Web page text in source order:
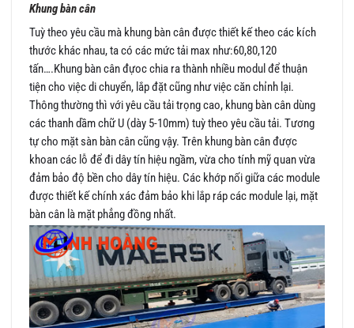
Khung bàn cân
Tuỳ theo yêu cầu mà khung bàn cân được thiết kế theo các kích
thước khác nhau, ta có các mức tải max như:60,80,120
tấn….Khung bàn cân đựoc chia ra thành nhiều modul để thuận
tiện cho việc di chuyển, lắp đặt cũng như việc căn chỉnh lại.
Thông thường thì với yêu cầu tải trọng cao, khung bàn cân dùng
các thanh dầm chữ U (dày 5-10mm) tuỳ theo yêu cầu tải. Tương
tự cho mặt sàn bàn cân cũng vậy. Trên khung bàn cân được
khoan các lỗ để đi dây tín hiệu ngầm, vừa cho tính mỹ quan vừa
đảm bảo độ bền cho dây tín hiệu. Các khớp nối giữa các module
được thiết kế chính xác đảm bảo khi lắp ráp các module lại, mặt
bàn cân là mặt phẳng đồng nhất.